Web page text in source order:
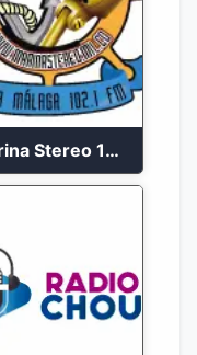
Marina Stereo 102.1 FM